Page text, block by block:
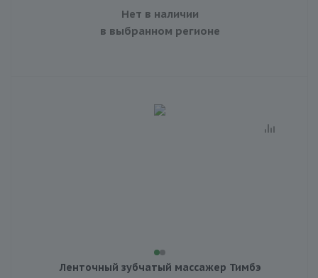
Нет в наличии
в выбранном регионе
Ленточный зубчатый массажер Тимбэ